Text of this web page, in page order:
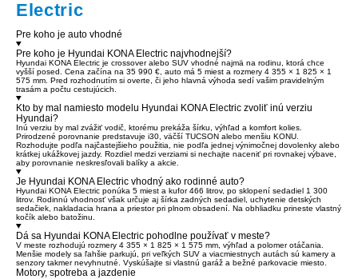
Electric
Pre koho je auto vhodné
Pre koho je Hyundai KONA Electric najvhodnejší?
Hyundai KONA Electric je crossover alebo SUV vhodné najmä na rodinu, ktorá chce
vyšší posed. Cena začína na 35 990 €, auto má 5 miest a rozmery 4 355 × 1 825 × 1
575 mm. Pred rozhodnutím si overte, či jeho hlavná výhoda sedí vašim pravidelným
trasám a počtu cestujúcich.
Kto by mal namiesto modelu Hyundai KONA Electric zvoliť inú verziu
Hyundai?
Inú verziu by mal zvážiť vodič, ktorému prekáža šírku, výhľad a komfort kolies.
Prirodzené porovnanie predstavuje i30, väčší TUCSON alebo menšiu KONU.
Rozhodujte podľa najčastejšieho použitia, nie podľa jednej výnimočnej dovolenky alebo
krátkej ukážkovej jazdy. Rozdiel medzi verziami si nechajte naceniť pri rovnakej výbave,
aby porovnanie neskresľovali balíky a akcie.
Je Hyundai KONA Electric vhodný ako rodinné auto?
Hyundai KONA Electric ponúka 5 miest a kufor 466 litrov, po sklopení sedadiel 1 300
litrov. Rodinnú vhodnosť však určuje aj šírka zadných sedadiel, uchytenie detských
sedačiek, nakladacia hrana a priestor pri plnom obsadení. Na obhliadku prineste vlastný
kočík alebo batožinu.
Dá sa Hyundai KONA Electric pohodlne používať v meste?
V meste rozhodujú rozmery 4 355 × 1 825 × 1 575 mm, výhľad a polomer otáčania.
Menšie modely sa ľahšie parkujú, pri veľkých SUV a viacmiestnych autách sú kamery a
senzory takmer nevyhnutné. Vyskúšajte si vlastnú garáž a bežné parkovacie miesto.
Motory, spotreba a jazdenie